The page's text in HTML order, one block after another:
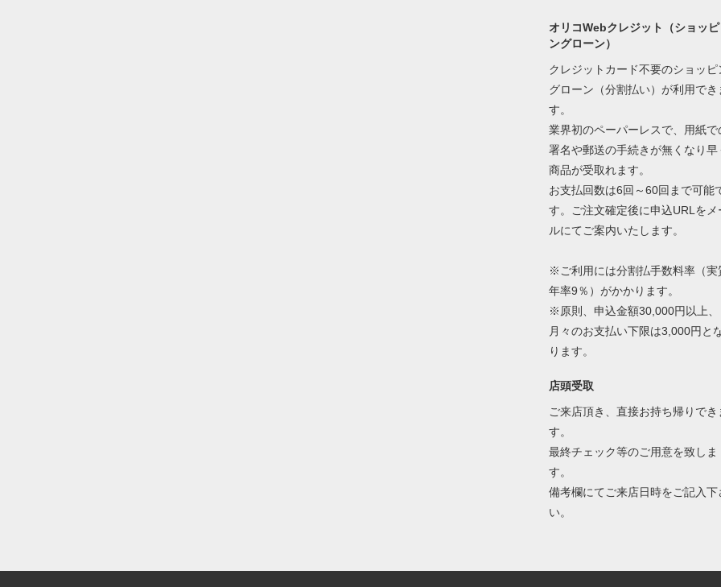
オリコWebクレジット（ショッピ
ングローン）
クレジットカード不要のショッピ
グローン（分割払い）が利用でき
す。
業界初のペーパーレスで、用紙で
署名や郵送の手続きが無くなり早
商品が受取れます。
お支払回数は6回～60回まで可能
す。ご注文確定後に申込URLをメ
ルにてご案内いたします。
※ご利用には分割払手数料率（実
年率9％）がかかります。
※原則、申込金額30,000円以上、
月々のお支払い下限は3,000円と
ります。
店頭受取
ご来店頂き、直接お持ち帰りでき
す。
最終チェック等のご用意を致しま
す。
備考欄にてご来店日時をご記入下
い。